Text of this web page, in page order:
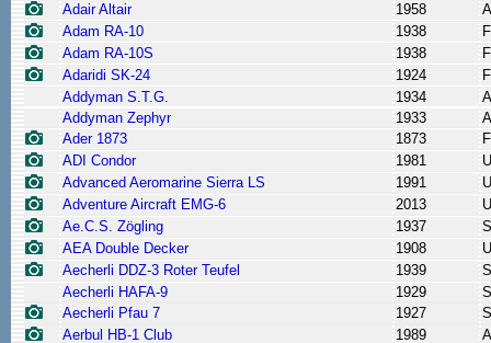
Adair Altair
1958
Adam RA-10
1938
Adam RA-10S
1938
Adaridi SK-24
1924
Addyman S.T.G.
1934
Addyman Zephyr
1933
Ader 1873
1873
ADI Condor
1981
Advanced Aeromarine Sierra LS
1991
Adventure Aircraft EMG-6
2013
Ae.C.S. Zögling
1937
AEA Double Decker
1908
Aecherli DDZ-3 Roter Teufel
1939
Aecherli HAFA-9
1929
Aecherli Pfau 7
1927
Aerbul HB-1 Club
1989